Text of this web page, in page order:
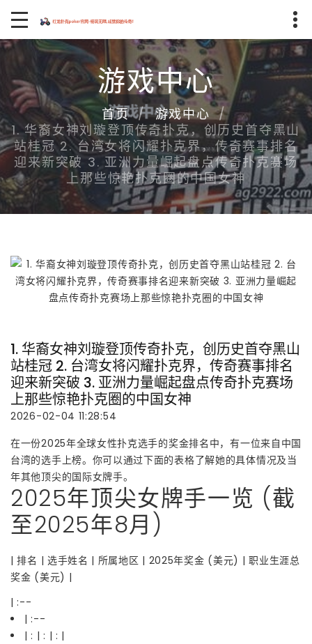
游戏中心
首页
游戏中心
1. 华裔女神刘璇登顶传奇扑克，创历史首夺黑山
站桂冠 2. 台湾女将闪耀扑克界，传奇赛事排名
迎来新突破 3. 亚洲力量崛起盘点传奇扑克赛场
上那些惊艳扑克圈的中国女神
1. 华裔女神刘璇登顶传奇扑克，创历史首夺黑山
站桂冠 2. 台湾女将闪耀扑克界，传奇赛事排名
迎来新突破 3. 亚洲力量崛起盘点传奇扑克赛场
上那些惊艳扑克圈的中国女神
2026-02-04 11:28:54
在一份2025年全球女性扑克选手的奖金排名中，有一位来自中国
台湾的选手上榜。你可以通过下面的表格了解她的具体情况及当
年其他顶尖的国际女牌手。
2025年顶尖女牌手一览 (截
至2025年8月)
| 排名 | 选手姓名 | 所属地区 | 2025年奖金 (美元) | 职业生涯总
奖金 (美元) |
| :--
| :--
| : | : | : |